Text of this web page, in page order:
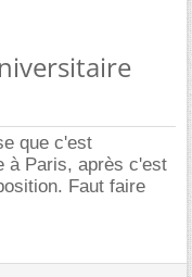
que c'est
à Paris, après c'est
Faut faire